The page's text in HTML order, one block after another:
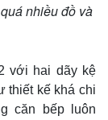
nhiều đồ và
với hai dãy kệ
thiết kế khá chi
căn bếp luôn